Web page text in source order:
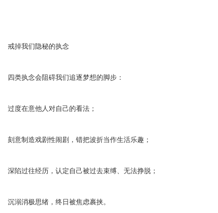
戒掉我们隐秘的执念
四类执念会阻碍我们追逐梦想的脚步：
过度在意他人对自己的看法；
刻意制造戏剧性闹剧，错把波折当作生活乐趣；
深陷过往经历，认定自己被过去束缚、无法挣脱；
沉溺消极思绪，终日被焦虑裹挟。